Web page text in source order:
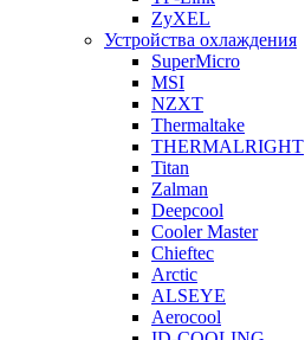
ZyXEL
Устройства охлаждения
SuperMicro
MSI
NZXT
Thermaltake
THERMALRIGHT
Titan
Zalman
Deepcool
Cooler Master
Chieftec
Arctic
ALSEYE
Aerocool